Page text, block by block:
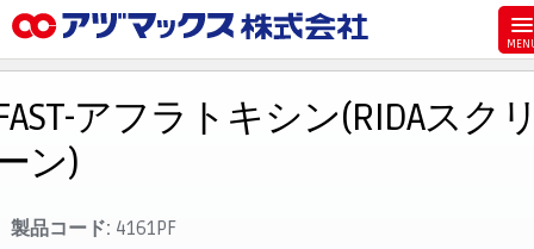
お気に入り
お買い物カゴ
ご注文
アフラトキシン(RIDAスク
ン)
製品コード: 4161PF